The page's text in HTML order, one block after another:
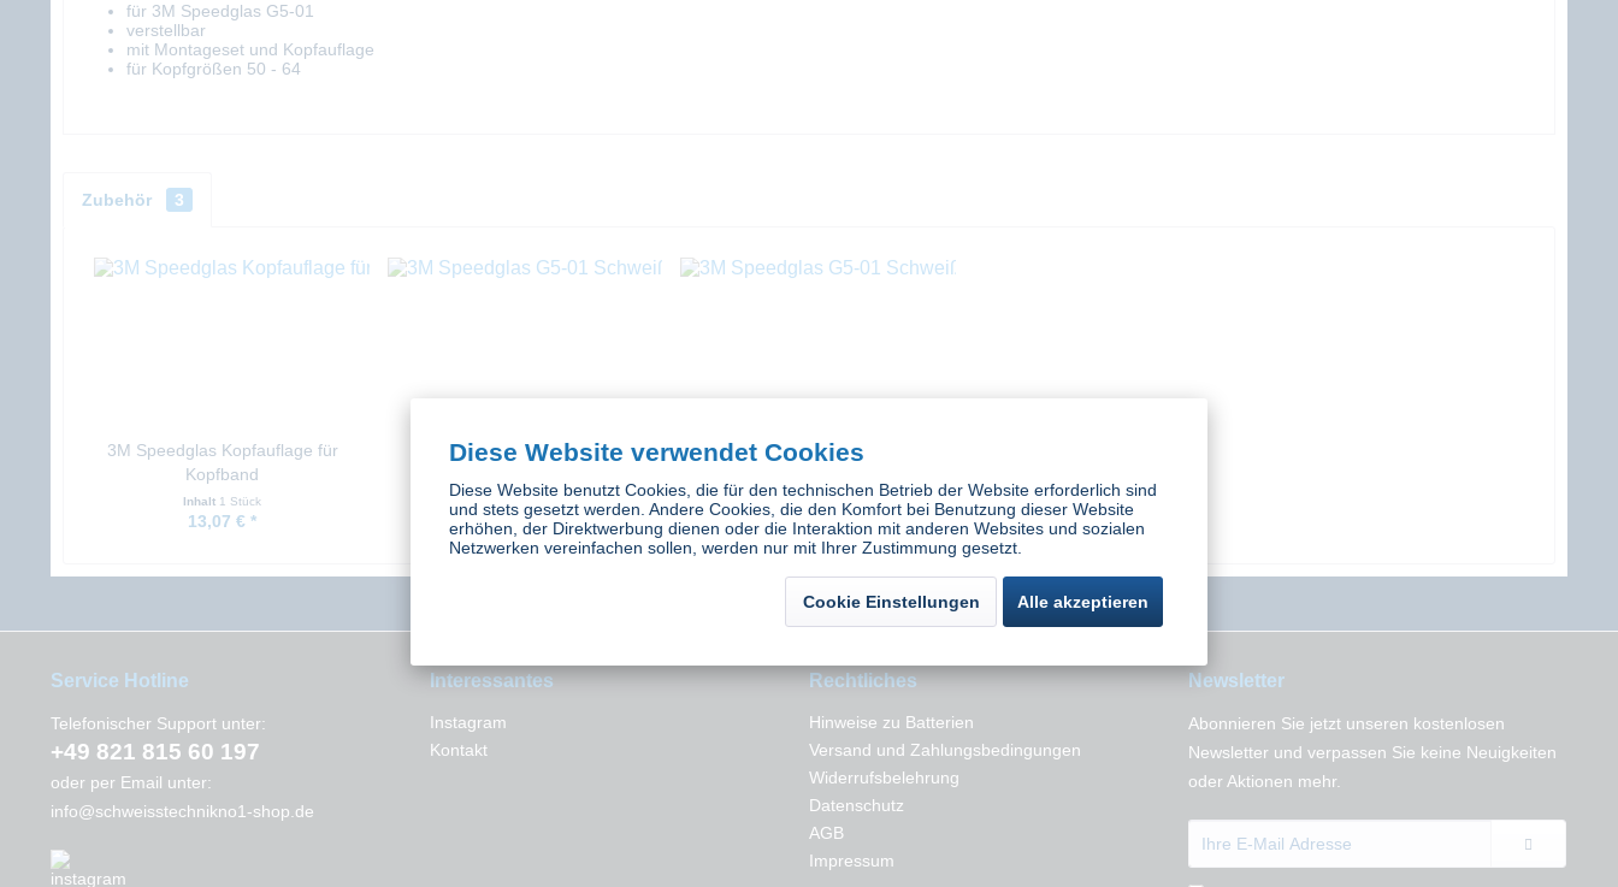
für 3M Speedglas G5-01
verstellbar
mit Montageset und Kopfauflage
für Kopfgrößen 50 - 64
Zubehör 3
3M Speedglas Kopfauflage für
Kopfband
Inhalt 1 Stück
13,07 € *
3M Speedglas G5-01
Inhalt
23,98 € *
3M Speedglas G5-01
Inhalt 3 Stück
18,49 € *
Service Hotline
Telefonischer Support unter:
+49 821 815 60 197
oder per Email unter:
info@schweisstechnikno1-shop.de
Interessantes
Instagram
Kontakt
Rechtliches
Hinweise zu Batterien
Versand und Zahlungsbedingungen
Widerrufsbelehrung
Datenschutz
AGB
Impressum
Newsletter
Abonnieren Sie jetzt unseren kostenlosen
Newsletter und verpassen Sie keine Neuigkeiten
oder Aktionen mehr.
Diese Website verwendet Cookies
Diese Website benutzt Cookies, die für den technischen Betrieb der Website erforderlich sind
und stets gesetzt werden. Andere Cookies, die den Komfort bei Benutzung dieser Website
erhöhen, der Direktwerbung dienen oder die Interaktion mit anderen Websites und sozialen
Netzwerken vereinfachen sollen, werden nur mit Ihrer Zustimmung gesetzt.
Cookie Einstellungen Alle akzeptieren